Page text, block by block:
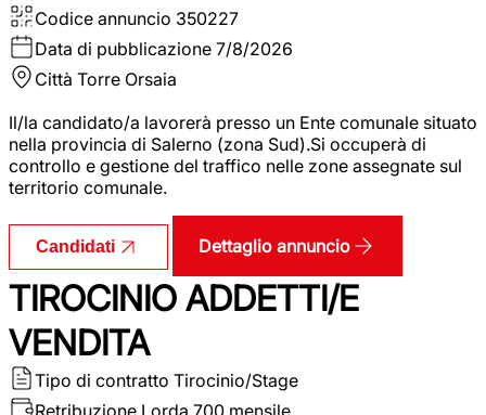
Codice annuncio 350227
Data di pubblicazione 7/8/2026
Città Torre Orsaia
Il/la candidato/a lavorerà presso un Ente comunale situato
nella provincia di Salerno (zona Sud).Si occuperà di
controllo e gestione del traffico nelle zone assegnate sul
territorio comunale.
Candidati Dettaglio annuncio
TIROCINIO ADDETTI/E
VENDITA
Tipo di contratto Tirocinio/Stage
Retribuzione Lorda 700 mensile